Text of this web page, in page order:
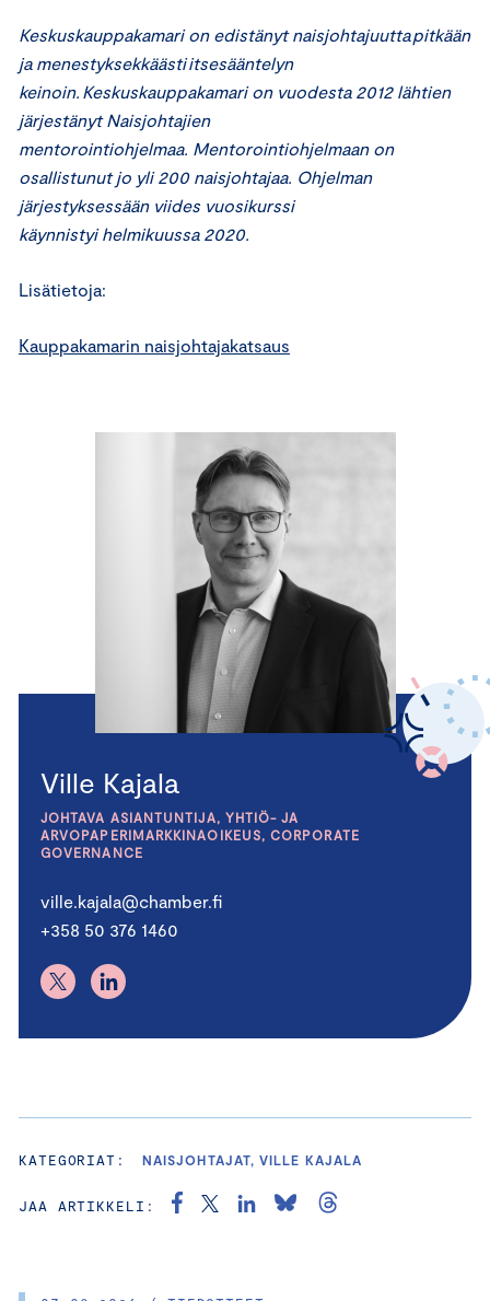
Keskuskauppakamari on edistänyt naisjohtajuutta pitkään
ja menestyksekkäästi itsesääntelyn
keinoin. Keskuskauppakamari on vuodesta 2012 lähtien
järjestänyt Naisjohtajien
mentorointiohjelmaa. Mentorointiohjelmaan on
osallistunut jo yli 200 naisjohtajaa. Ohjelman
järjestyksessään viides vuosikurssi
käynnistyi helmikuussa 2020.
Lisätietoja:
Kauppakamarin naisjohtajakatsaus
Ville Kajala
JOHTAVA ASIANTUNTIJA, YHTIÖ- JA
ARVOPAPERIMARKKINAOIKEUS, CORPORATE
GOVERNANCE
ville.kajala@chamber.fi
+358 50 376 1460
KATEGORIAT: NAISJOHTAJAT, VILLE KAJALA
JAA ARTIKKELI: